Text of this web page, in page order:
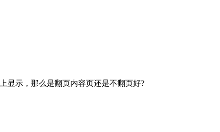
显示，那么是翻页内容页还是不翻页好?